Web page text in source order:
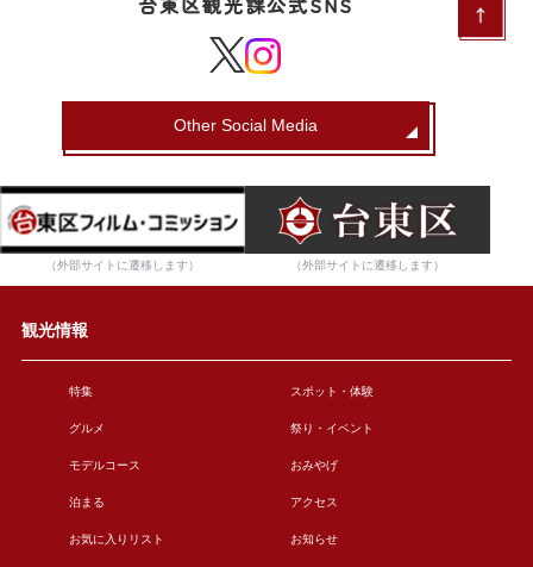
Other Social Media
（外部サイトに遷移します） （外部サイトに遷移します）
観光情報
特集 スポット・体験
グルメ 祭り・イベント
モデルコース おみやげ
泊まる アクセス
お気に入りリスト お知らせ